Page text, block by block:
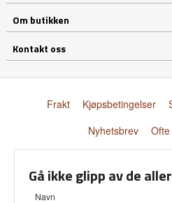
Om butikken
Kontakt oss
Frakt Kjøpsbetingelser
Nyhetsbrev
Gå ikke glipp av de
Navn